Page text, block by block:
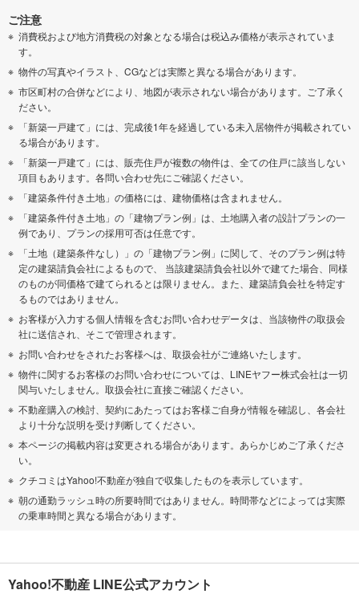
ご注意
消費税および地方消費税の対象となる場合は税込み価格が表示されていま
す。
物件の写真やイラスト、CGなどは実際と異なる場合があります。
市区町村の合併などにより、地図が表示されない場合があります。ご了承く
ださい。
「新築一戸建て」には、完成後1年を経過している未入居物件が掲載されてい
る場合があります。
「新築一戸建て」には、販売住戸が複数の物件は、全ての住戸に該当しない
項目もあります。各問い合わせ先にご確認ください。
「建築条件付き土地」の価格には、建物価格は含まれません。
「建築条件付き土地」の「建物プラン例」は、土地購入者の設計プランの一
例であり、プランの採用可否は任意です。
「土地（建築条件なし）」の「建物プラン例」に関して、そのプラン例は特
定の建築請負会社によるもので、 当該建築請負会社以外で建てた場合、同様
のものが同価格で建てられるとは限りません。また、建築請負会社を特定す
るものではありません。
お客様が入力する個人情報を含むお問い合わせデータは、当該物件の取扱会
社に送信され、そこで管理されます。
お問い合わせをされたお客様へは、取扱会社がご連絡いたします。
物件に関するお客様のお問い合わせについては、LINEヤフー株式会社は一切
関与いたしません。取扱会社に直接ご確認ください。
不動産購入の検討、契約にあたってはお客様ご自身が情報を確認し、各会社
より十分な説明を受け判断してください。
本ページの掲載内容は変更される場合があります。あらかじめご了承くださ
い。
クチコミはYahoo!不動産が独自で収集したものを表示しています。
朝の通勤ラッシュ時の所要時間ではありません。時間帯などによっては実際
の乗車時間と異なる場合があります。
Yahoo!不動産 LINE公式アカウント